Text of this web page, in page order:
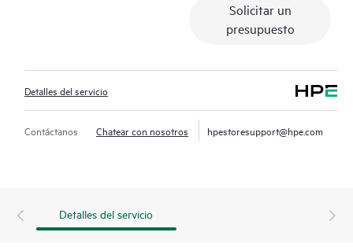
Solicitar un
presupuesto
Detalles del servicio
Contáctanos Chatear con nosotros hpestoresupport@hpe.com
Detalles del servicio